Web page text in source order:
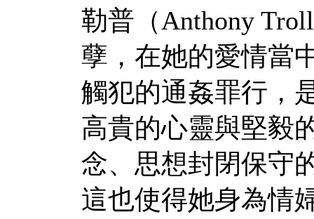
勒普（Anthony
孽，在她的愛情當
觸犯的通姦罪行，
高貴的心靈與堅毅
念、思想封閉保守
這也使得她身為情